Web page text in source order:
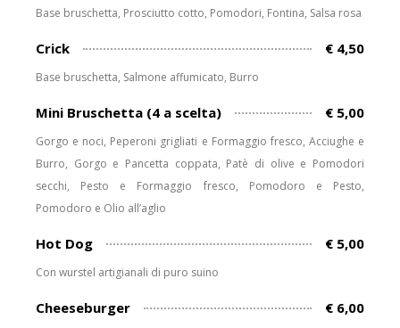
Base bruschetta, Prosciutto cotto, Pomodori, Fontina, Salsa rosa
Crick € 4,50
Base bruschetta, Salmone affumicato, Burro
Mini Bruschetta (4 a scelta) € 5,00
Gorgo e noci, Peperoni grigliati e Formaggio fresco, Acciughe e
Burro, Gorgo e Pancetta coppata, Patè di olive e Pomodori
secchi, Pesto e Formaggio fresco, Pomodoro e Pesto,
Pomodoro e Olio all’aglio
Hot Dog € 5,00
Con wurstel artigianali di puro suino
Cheeseburger € 6,00